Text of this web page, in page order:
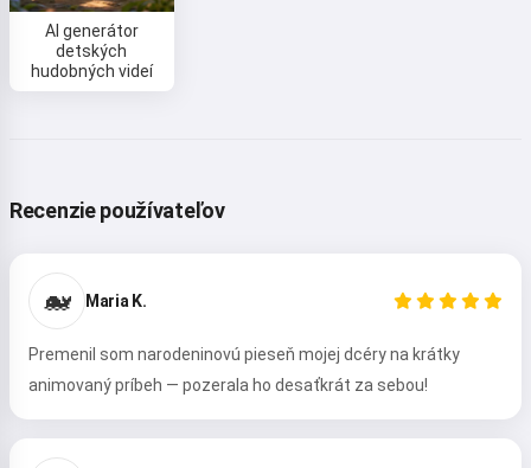
AI generátor
detských
hudobných videí
Recenzie používateľov
🐋 Maria K.
Premenil som narodeninovú pieseň mojej dcéry na krátky
animovaný príbeh — pozerala ho desaťkrát za sebou!